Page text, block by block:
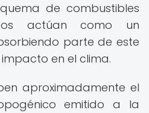
de combustibles
actúan como un
parte de este
en el clima.
aproximadamente el
emitido a la